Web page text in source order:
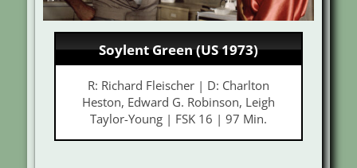
Soylent Green (US 1973)
R: Richard Fleischer | D: Charlton
Heston, Edward G. Robinson, Leigh
Taylor-Young | FSK 16 | 97 Min.